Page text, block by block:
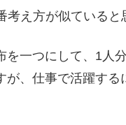
考え方が似ていると
を一つにして、1人
が、仕事で活躍す